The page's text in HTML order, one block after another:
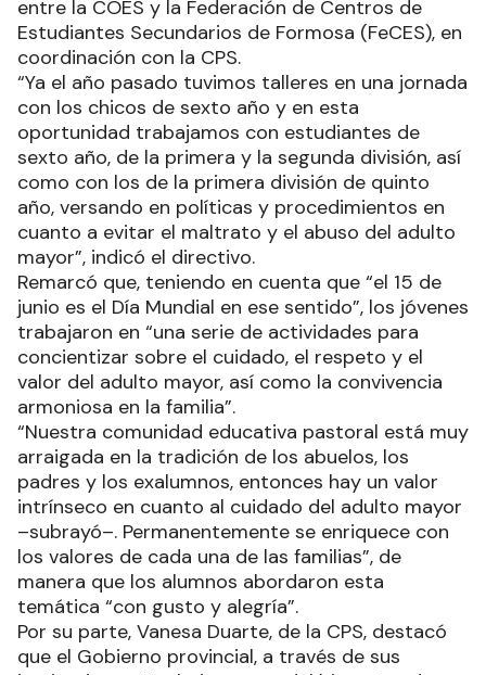
entre la COES y la Federación de Centros de
Estudiantes Secundarios de Formosa (FeCES), en
coordinación con la CPS.
“Ya el año pasado tuvimos talleres en una jornada
con los chicos de sexto año y en esta
oportunidad trabajamos con estudiantes de
sexto año, de la primera y la segunda división, así
como con los de la primera división de quinto
año, versando en políticas y procedimientos en
cuanto a evitar el maltrato y el abuso del adulto
mayor”, indicó el directivo.
Remarcó que, teniendo en cuenta que “el 15 de
junio es el Día Mundial en ese sentido”, los jóvenes
trabajaron en “una serie de actividades para
concientizar sobre el cuidado, el respeto y el
valor del adulto mayor, así como la convivencia
armoniosa en la familia”.
“Nuestra comunidad educativa pastoral está muy
arraigada en la tradición de los abuelos, los
padres y los exalumnos, entonces hay un valor
intrínseco en cuanto al cuidado del adulto mayor
–subrayó–. Permanentemente se enriquece con
los valores de cada una de las familias”, de
manera que los alumnos abordaron esta
temática “con gusto y alegría”.
Por su parte, Vanesa Duarte, de la CPS, destacó
que el Gobierno provincial, a través de sus